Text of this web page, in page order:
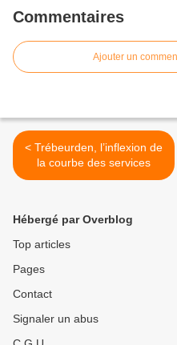
Commentaires
Ajouter un
< Trébeurden, l’inflexion de
la courbe des services
Hébergé par Overblog
Top articles
Pages
Contact
Signaler un abus